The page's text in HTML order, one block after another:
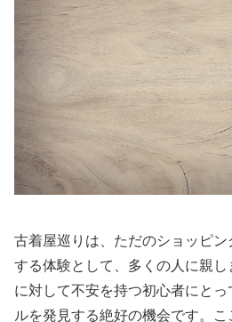
古着屋巡りは、ただのショッピ
する体験として、多くの人に親
に対して不安を持つ初心者にと
ルを発見する絶好の機会です。